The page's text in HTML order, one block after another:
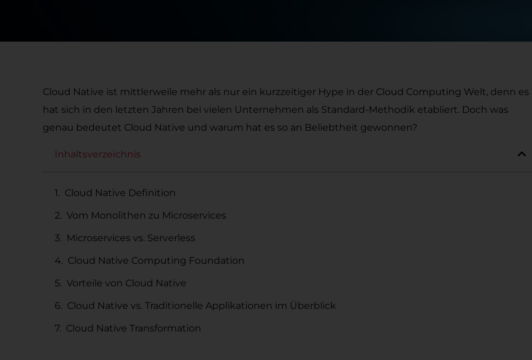
Cloud Native ist mittlerweile mehr als nur ein kurzzeitiger Hype in der Cloud Computing Welt, denn es
hat sich in den letzten Jahren bei vielen Unternehmen als Standard-Methodik etabliert. Doch was
genau bedeutet Cloud Native und warum hat es so an Beliebtheit gewonnen?
Inhaltsverzeichnis
Cloud Native Definition
Vom Monolithen zu Microservices
Microservices vs. Serverless
Cloud Native Computing Foundation
Vorteile von Cloud Native
Cloud Native vs. Traditionelle Applikationen im Überblick
Cloud Native Transformation